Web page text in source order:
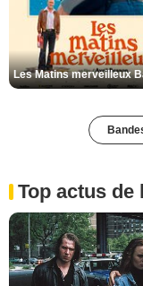
Top actus de